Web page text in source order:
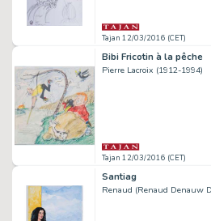
Tajan 12/03/2016 (CET)
Bibi Fricotin à la pêche
Pierre Lacroix (1912-1994)
Tajan 12/03/2016 (CET)
Santiag
Renaud (Renaud Denauw